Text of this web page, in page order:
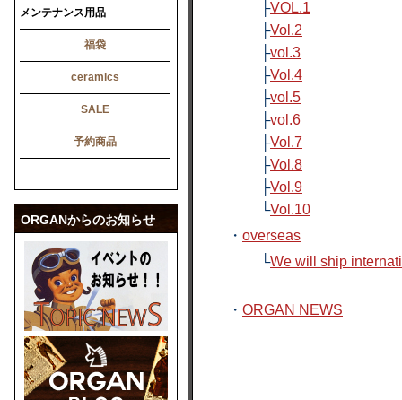
メンテナンス用品
福袋
ceramics
SALE
予約商品
ORGANからのお知らせ
├VOL.1
├Vol.2
├vol.3
├Vol.4
├vol.5
├vol.6
├Vol.7
├Vol.8
├Vol.9
└Vol.10
・ overseas
└We will ship
・ ORGAN NEWS